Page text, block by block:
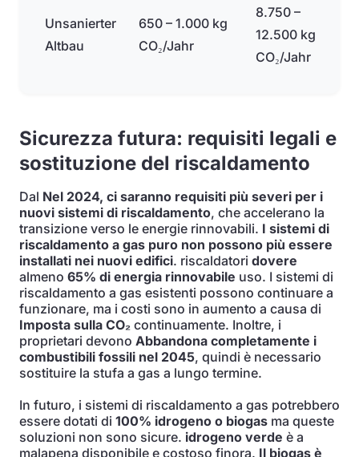
Unsanierter
Altbau
650 – 1.000 kg
CO₂/Jahr
8.750 –
12.500 kg
CO₂/Jahr
Sicurezza futura: requisiti legali e
sostituzione del riscaldamento
Dal Nel 2024, ci saranno requisiti più severi per i
nuovi sistemi di riscaldamento, che accelerano la
transizione verso le energie rinnovabili. I sistemi di
riscaldamento a gas puro non possono più essere
installati nei nuovi edifici. riscaldatori dovere
almeno 65% di energia rinnovabile uso. I sistemi di
riscaldamento a gas esistenti possono continuare a
funzionare, ma i costi sono in aumento a causa di
Imposta sulla CO₂ continuamente. Inoltre, i
proprietari devono Abbandona completamente i
combustibili fossili nel 2045, quindi è necessario
sostituire la stufa a gas a lungo termine.
In futuro, i sistemi di riscaldamento a gas potrebbero
essere dotati di 100% idrogeno o biogas ma queste
soluzioni non sono sicure. idrogeno verde è a
malapena disponibile e costoso finora. Il biogas è